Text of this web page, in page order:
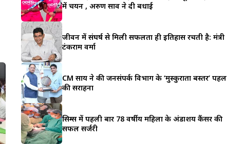
में चयन , अरुण साव ने दी बधाई
जीवन में संघर्ष से मिली सफलता ही इतिहास रचती है: मंत्री
टंकराम वर्मा
CM साय ने की जनसंपर्क विभाग के ‘मुस्कुराता बस्तर’ पहल
की सराहना
सिम्स में पहली बार 78 वर्षीय महिला के अंडाशय कैंसर की
सफल सर्जरी